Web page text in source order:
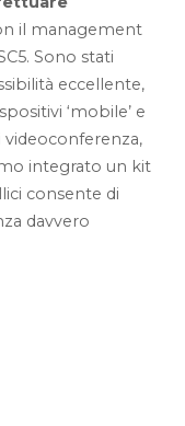
il management
Sono stati
eccellente,
‘mobile’ e
videoconferenza,
integrato un kit
consente di
davvero